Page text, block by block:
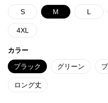
S M L
4XL
カラー
ブラック グリーン
ロング丈